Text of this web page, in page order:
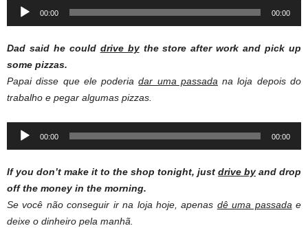
Audio
00:00 00:00
Dad said he could drive bythe store after work and pick up
some pizzas.
Papai disse que ele poderiadar uma passada na loja depois do
trabalho e pegar algumas pizzas.
Audio
00:00 00:00
If you don’t make it to the shop tonight, just drive by and drop
off the money in the morning.
Se você não conseguir ir na loja hoje, apenas dê uma passada e
deixe o dinheiro pela manhã.